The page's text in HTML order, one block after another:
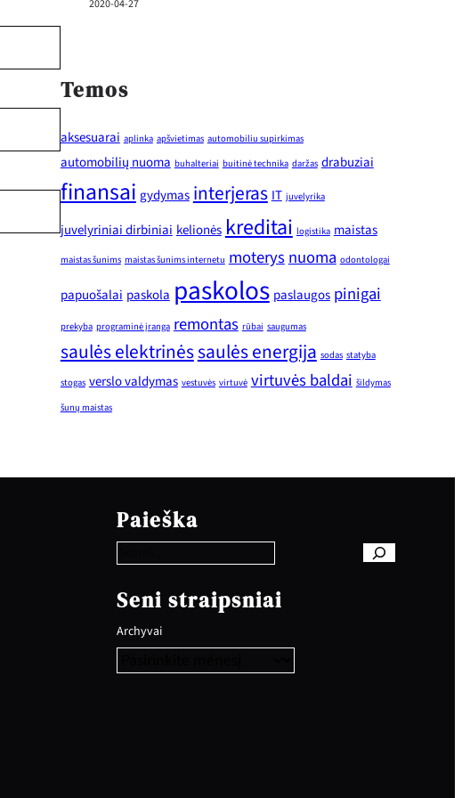
2020-04-27
Temos
aksesuarai aplinka apšvietimas automobiliu supirkimas
automobilių nuoma buhalteriai buitinė technika daržas drabuziai
finansai gydymas interjeras IT juvelyrika
juvelyriniai dirbiniai kelionėskreditai logistika maistas
maistas šunims maistas šunims internetu moterys nuoma odontologai
papuošalai paskola paskolos paslaugos pinigai
prekyba programinė įranga remontas rūbai saugumas
saulės elektrinėssaulės energija sodas statyba
stogas verslo valdymas vestuvės virtuvė virtuvės baldai šildymas
šunų maistas
Paieška
e
a
c
h
Seni straipsniai
Archyvai